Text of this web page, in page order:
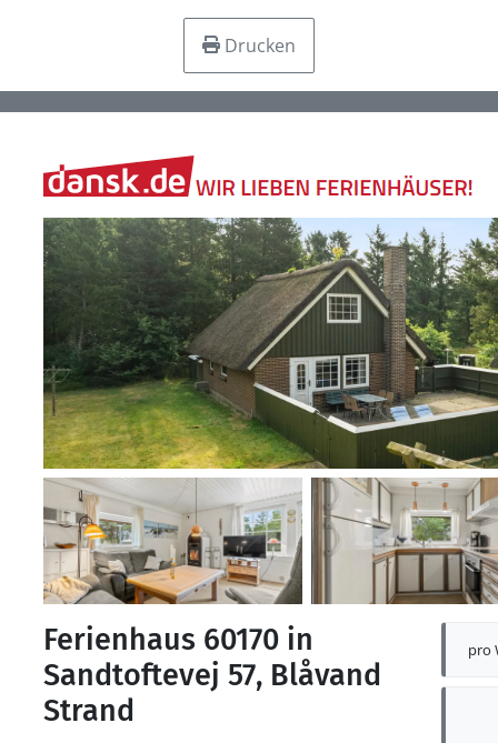
Drucken
pro
Ferienhaus 60170 in
Sandtoftevej 57, Blåvand
Strand